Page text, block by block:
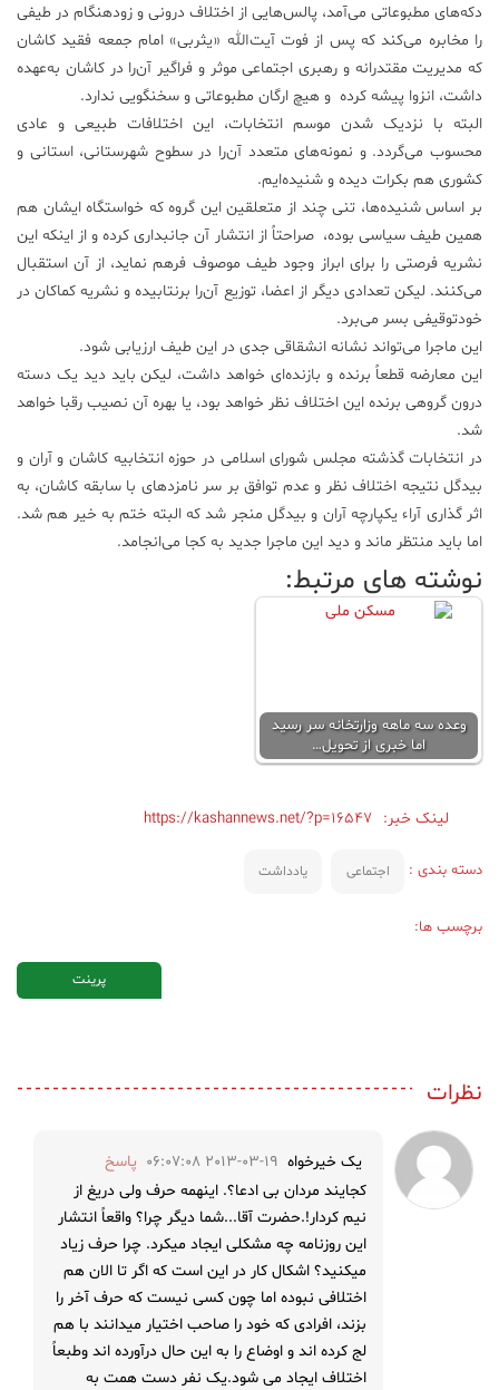
پادکست
مجله
فرهنگی
هنری
دکه‌های مطبوعاتی می‌آمد، پالس‌هایی از اختلاف درونی و زود‌هنگام در طیفی
را مخابره می‌کند که پس از فوت آیت‌الله «یثربی» امام جمعه فقید کاشان
که مدیریت مقتدرانه و رهبری اجتماعی موثر و فراگیر آن‌را در کاشان به‌عهده
داشت، انزوا پیشه کرده و هیچ ارگان مطبوعاتی و سخنگویی ندارد.
البته با نزدیک شدن موسم انتخابات، این اختلافات طبیعی و عادی
محسوب می‌گردد. و نمونه‌های متعدد آن‌را در سطوح شهرستانی، استانی و
کشوری هم بکرات دیده و شنیده‌ایم.
بر اساس شنیده‌ها، تنی چند از متعلقین این گروه که خواستگاه ایشان هم
همین طیف سیاسی بوده، صراحتاً از انتشار آن جانبداری کرده و از اینکه این
نشریه فرصتی را برای ابراز وجود طیف موصوف فرهم نماید، از آن استقبال
می‌کنند. لیکن تعدادی دیگر از اعضا، توزیع آن‌را برنتابیده و نشریه کماکان در
خود‌توقیفی بسر می‌برد.
این ماجرا می‌تواند نشانه انشقاقی جدی در این طیف ارزیابی شود.
این معارضه قطعاً برنده و بازنده‌ای خواهد داشت، لیکن باید دید یک دسته
درون گروهی برنده این اختلاف نظر خواهد بود، یا بهره آن نصیب رقبا خواهد
شد.
در انتخابات گذشته مجلس شورای اسلامی در حوزه انتخابیه کاشان و آران و
بیدگل نتیجه اختلاف نظر و عدم توافق بر سر نامزدهای با سابقه کاشان، به
اثر گذاری آراء یکپارچه آران و بیدگل منجر شد که البته ختم به خیر هم شد.
اما باید منتظر ماند و دید این ماجرا جدید به کجا می‌انجامد.
نوشته های مرتبط:
وعده سه ماهه وزارتخانه‌ سر رسید
اما خبری از تحویل…
لینک خبر: https://kashannews.net/?p=16547
دسته بندی : اجتماعی یادداشت
برچسب ها:
پرینت
نظرات
یک خیرخواه 2013-03-19 06:07:08
پاسخ
کجایند مردان بی ادعا؟. اینهمه حرف ولی دریغ از
نیم کردار!.حضرت آقا...شما دیگر چرا؟ واقعاً انتشار
این روزنامه چه مشکلی ایجاد میکرد. چرا حرف زیاد
میکنید؟ اشکال کار در این است که اگر تا الان هم
اختلافی نبوده اما چون کسی نیست که حرف آخر را
بزند، افرادی که خود را صاحب اختیار میدانند با هم
لج کرده اند و اوضاع را به این حال درآورده اند وطبعاً
اختلاف ایجاد می شود.یک نفر دست همت به